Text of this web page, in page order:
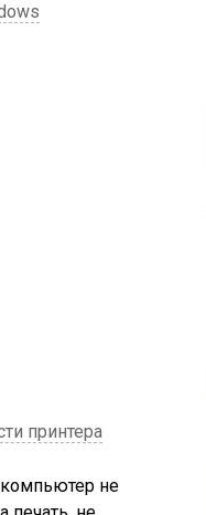
принтера
компьютер не